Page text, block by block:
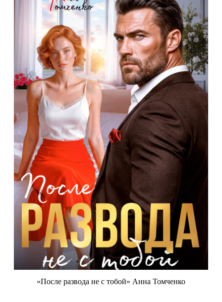
«После развода не с тобой» Анна Томченко